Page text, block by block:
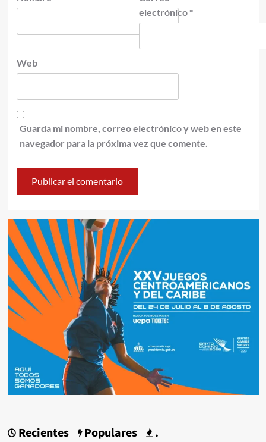
electrónico *
Web
Guarda mi nombre, correo electrónico y web en este
navegador para la próxima vez que comente.
Recientes Populares .